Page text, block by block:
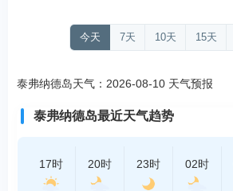
今天 7天 10天 15天
泰弗纳德岛天气：2026-08-10 天气预报
泰弗纳德岛最近天气趋势
17时 20时 23时 02时